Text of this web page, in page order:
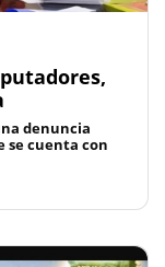
denuncia
se cuenta con